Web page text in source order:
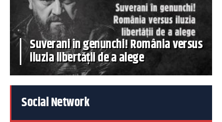
Suverani în genunchi! România versus
iluzia libertății de a alege
Social Network